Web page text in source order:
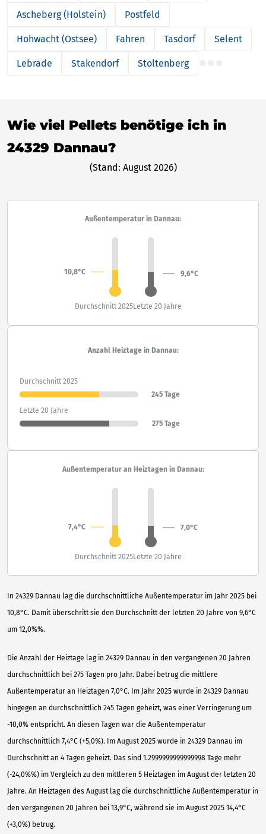
Ascheberg (Holstein) Postfeld
Hohwacht (Ostsee) Fahren Tasdorf Selent
Lebrade Stakendorf Stoltenberg
Wie viel Pellets benötige ich in
24329 Dannau?
(Stand: August 2026)
In 24329 Dannau lag die durchschnittliche Außentemperatur im Jahr 2025 bei
10,8°C. Damit überschritt sie den Durchschnitt der letzten 20 Jahre von 9,6°C
um 12,0%%.
Die Anzahl der Heiztage lag in 24329 Dannau in den vergangenen 20 Jahren
durchschnittlich bei 275 Tagen pro Jahr. Dabei betrug die mittlere
Außentemperatur an Heiztagen 7,0°C. Im Jahr 2025 wurde in 24329 Dannau
hingegen an durchschnittlich 245 Tagen geheizt, was einer Verringerung um
-10,0% entspricht. An diesen Tagen war die Außentemperatur
durchschnittlich 7,4°C (+5,0%). Im August 2025 wurde in 24329 Dannau im
Durchschnitt an 4 Tagen geheizt. Das sind 1.2999999999999998 Tage mehr
(-24,0%%) im Vergleich zu den mittleren 5 Heiztagen im August der letzten 20
Jahre. An Heiztagen des August lag die durchschnittliche Außentemperatur in
den vergangenen 20 Jahren bei 13,9°C, während sie im August 2025 14,4°C
(+3,0%) betrug.
Außentemperatur in Dannau:
10,8°C 9,6°C
Durchschnitt 2025Letzte 20 Jahre
Anzahl Heiztage in Dannau:
Durchschnitt 2025
245 Tage
Letzte 20 Jahre
275 Tage
Außentemperatur an Heiztagen in Dannau:
7,4°C 7,0°C
Durchschnitt 2025Letzte 20 Jahre